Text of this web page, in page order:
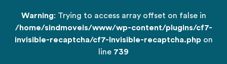
Warning: Trying to access array offset on false in
/home/sindmoveis/www/wp-content/plugins/cf7-
invisible-recaptcha/cf7-Invisible-recaptcha.php on
line 739